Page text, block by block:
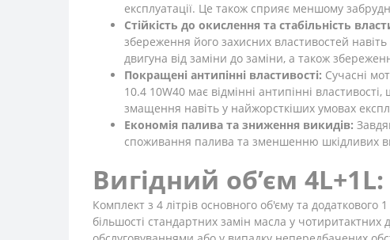
експлуатації. Це також сприяє меншому
Стійкість до окислення та стабільність
збереження його захисних властивостей
двигуна від заміни до заміни, а також
Покращені антипінні властивості: Сучасні
10.4 10W40 має відмінні антипінні
змащення навіть у найжорсткіших умовах
Економія палива та зниження викидів:
споживання палива та зменшенню шкідливих
Вигідний об’єм
Комплект з 4 літрів основного об'єму та
більшості стандартних замін масла у